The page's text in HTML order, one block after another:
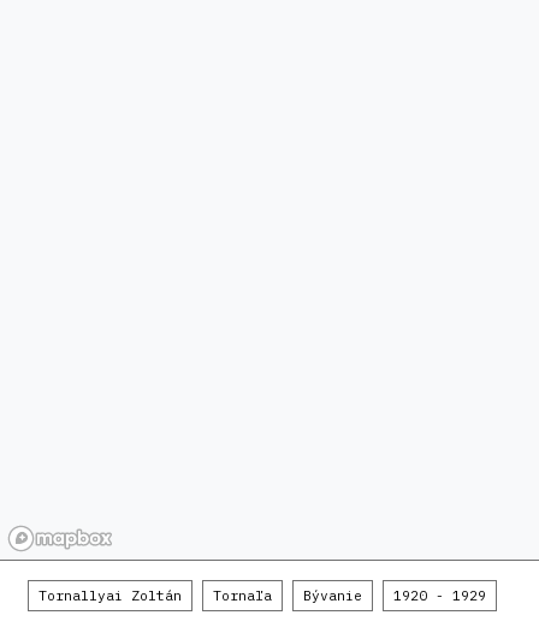
Tornallyai Zoltán Tornaľa Bývanie 1920 - 1929